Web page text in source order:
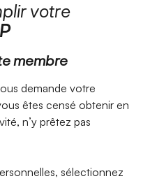
votre
membre
demande votre
êtes censé obtenir en
n’y prêtez pas
sélectionnez